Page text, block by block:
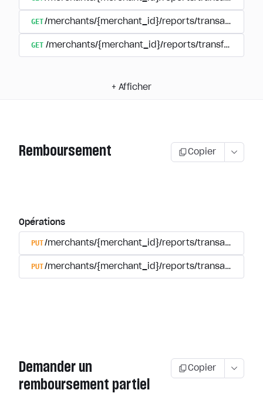
GET/merchants/{merchant_id}/reports/transactions/
GET /merchants/{merchant_id}/reports/transfers
+ Afficher
Remboursement Copier
Opérations
PUT/merchants/{merchant_id}/reports/transactions/
PUT/merchants/{merchant_id}/reports/transactions/
Demander un
remboursement partiel
Copier